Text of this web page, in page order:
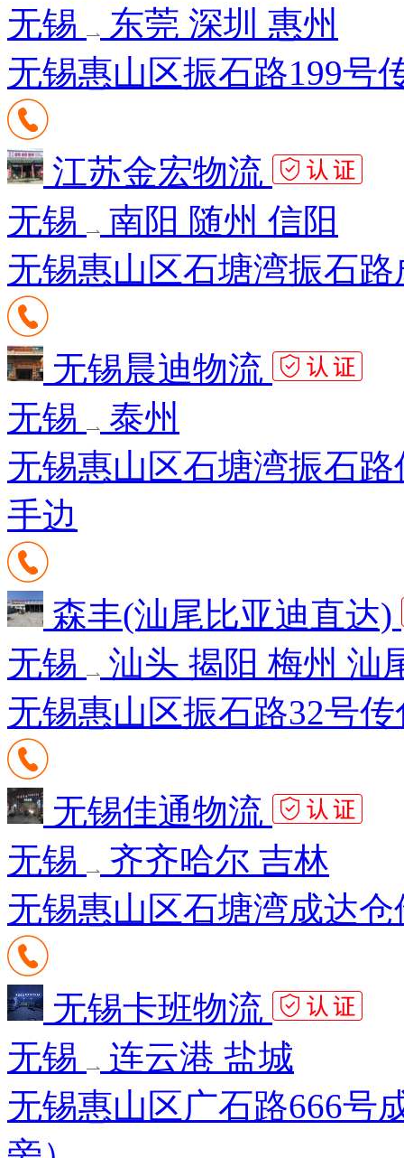
无锡
东莞 深圳 惠州
无锡惠山区振石路199号
江苏金宏物流
无锡
南阳 随州 信阳
无锡惠山区石塘湾振石
无锡晨迪物流
无锡
泰州
无锡惠山区石塘湾振石
手边
森丰(汕尾比亚迪直达)
无锡
汕头 揭阳 梅州 汕
无锡惠山区振石路32号
无锡佳通物流
无锡
齐齐哈尔 吉林
无锡惠山区石塘湾成达仓
无锡卡班物流
无锡
连云港 盐城
无锡惠山区广石路666号